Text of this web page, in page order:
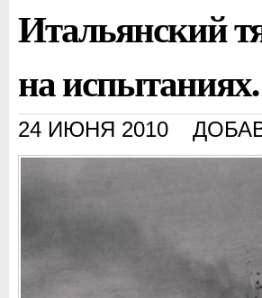
Итальянский
на испытаниях.
24 ИЮНЯ 2010